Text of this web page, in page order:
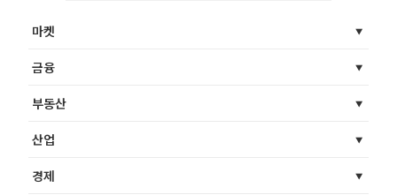
마켓
금융
부동산
산업
경제